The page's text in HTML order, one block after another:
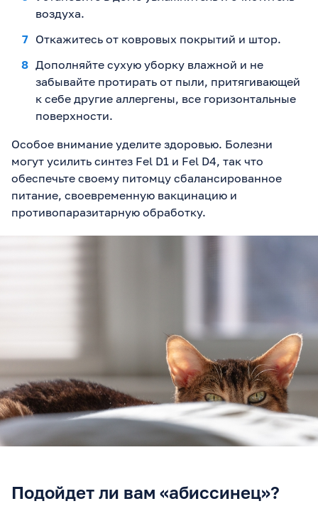
воздуха.
Откажитесь от ковровых покрытий и штор.
Дополняйте сухую уборку влажной и не
забывайте протирать от пыли, притягивающей
к себе другие аллергены, все горизонтальные
поверхности.
Особое внимание уделите здоровью. Болезни
могут усилить синтез Fel D1 и Fel D4, так что
обеспечьте своему питомцу сбалансированное
питание, своевременную вакцинацию и
противопаразитарную обработку.
Подойдет ли вам «абиссинец»?